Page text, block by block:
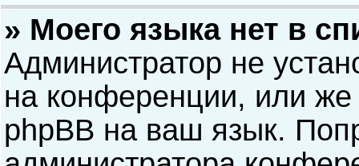
» Моего языка нет в
Администратор не
на конференции, или же
phpBB на ваш язык.